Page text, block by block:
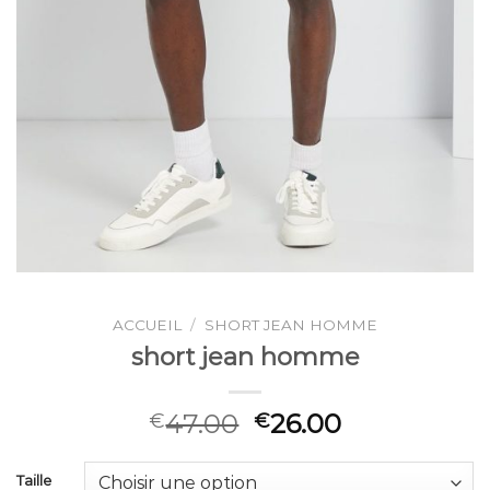
ACCUEIL / SHORT JEAN HOMME
short jean homme
€47.00 €26.00
Taille